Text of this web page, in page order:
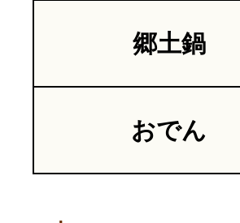
郷土鍋
おでん